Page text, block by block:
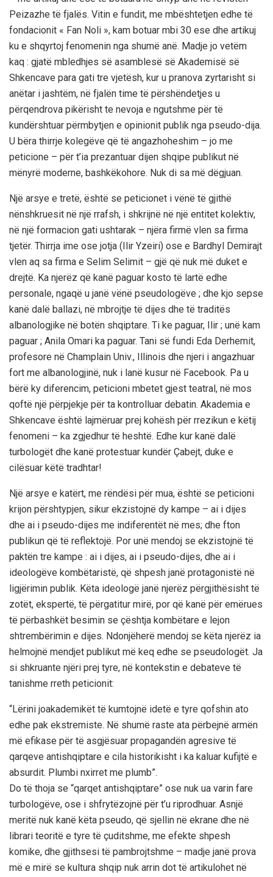
Peizazhe të fjalës. Vitin e fundit, me mbështetjen edhe të
fondacionit « Fan Noli », kam botuar mbi 30 ese dhe artikuj
ku e shqyrtoj fenomenin nga shumë anë. Madje jo vetëm
kaq : gjatë mbledhjes së asamblesë së Akademisë së
Shkencave para gati tre vjetësh, kur u pranova zyrtarisht si
anëtar i jashtëm, në fjalën time të përshëndetjes u
përqendrova pikërisht te nevoja e ngutshme për të
kundërshtuar përmbytjen e opinionit publik nga pseudo-dija.
U bëra thirrje kolegëve që të angazhoheshim – jo me
peticione – për t’ia prezantuar dijen shqipe publikut në
mënyrë moderne, bashkëkohore. Nuk di sa më dëgjuan.
Një arsye e tretë, është se peticionet i vënë të gjithë
nënshkruesit në një rrafsh, i shkrijnë në një entitet kolektiv,
në një formacion gati ushtarak – njëra firmë vlen sa firma
tjetër. Thirrja ime ose jotja (Ilir Yzeiri) ose e Bardhyl Demirajt
vlen aq sa firma e Selim Selimit – gjë që nuk më duket e
drejtë. Ka njerëz që kanë paguar kosto të lartë edhe
personale, ngaqë u janë vënë pseudologëve ; dhe kjo sepse
kanë dalë ballazi, në mbrojtje të dijes dhe të traditës
albanologjike në botën shqiptare. Ti ke paguar, Ilir ; unë kam
paguar ; Anila Omari ka paguar. Tani së fundi Eda Derhemit,
profesore në Champlain Univ., Illinois dhe njeri i angazhuar
fort me albanologjinë, nuk i lanë kusur në Facebook. Pa u
bërë ky diferencim, peticioni mbetet gjest teatral, në mos
qoftë një përpjekje për ta kontrolluar debatin. Akademia e
Shkencave është lajmëruar prej kohësh për rrezikun e këtij
fenomeni – ka zgjedhur të heshtë. Edhe kur kanë dalë
turbologët dhe kanë protestuar kundër Çabejt, duke e
cilësuar këtë tradhtar!
Një arsye e katërt, me rëndësi për mua, është se peticioni
krijon përshtypjen, sikur ekzistojnë dy kampe – ai i dijes
dhe ai i pseudo-dijes me indiferentët në mes; dhe fton
publikun që të reflektojë. Por unë mendoj se ekzistojnë të
paktën tre kampe : ai i dijes, ai i pseudo-dijes, dhe ai i
ideologëve kombëtaristë, që shpesh janë protagonistë në
ligjërimin publik. Këta ideologë janë njerëz përgjithësisht të
zotët, ekspertë, të përgatitur mirë, por që kanë për emërues
të përbashkët besimin se çështja kombëtare e lejon
shtrembërimin e dijes. Ndonjëherë mendoj se këta njerëz ia
helmojnë mendjet publikut më keq edhe se pseudologët. Ja
si shkruante njëri prej tyre, në kontekstin e debateve të
tanishme rreth peticionit:
“Lërini joakademikët të kumtojnë idetë e tyre qofshin ato
edhe pak ekstremiste. Në shumë raste ata përbejnë armën
më efikase për të asgjësuar propagandën agresive të
qarqeve antishqiptare e cila historikisht i ka kaluar kufijtë e
absurdit. Plumbi nxirret me plumb”.
Do të thoja se “qarqet antishqiptare” ose nuk ua varin fare
turbologëve, ose i shfrytëzojnë për t’u riprodhuar. Asnjë
meritë nuk kanë këta pseudo, që sjellin në ekrane dhe në
librari teoritë e tyre të çuditshme, me efekte shpesh
komike, dhe gjithsesi të pambrojtshme – madje janë prova
më e mirë se kultura shqip nuk arrin dot të artikulohet në